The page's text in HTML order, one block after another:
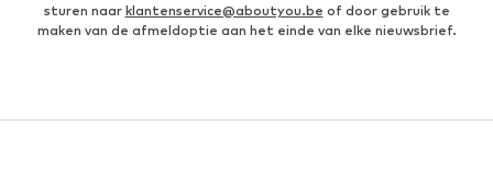
sturen naar klantenservice@aboutyou.be of door gebruik te
maken van de afmeldoptie aan het einde van elke nieuwsbrief.